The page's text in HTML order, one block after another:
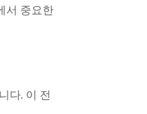
서 중요한
다. 이 전